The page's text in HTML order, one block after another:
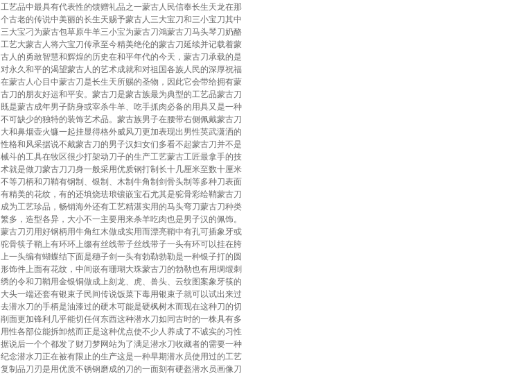
工艺品中最具有代表性的馈赠礼品之一蒙古人民信奉长生天龙在那
个古老的传说中美丽的长生天赐予蒙古人三大宝刀和三小宝刀其中
三大宝刁为蒙古包草原牛羊三小宝为蒙古刀鴻蒙古刀马头琴刀奶酪
工艺大蒙古人将六宝刀传承至今精美绝伦的蒙古刀延续并记载着蒙
古人的勇敢智慧和辉煌的历史在和平年代的今天，蒙古刀承载的是
对永久和平的渴望蒙古人的艺术成就和对祖国各族人民的深厚祝福
在蒙古人心目中蒙古刀是长生天所赐的圣物，因此它会带给拥有蒙
古刀的朋友好运和平安。蒙古刀是蒙古族最为典型的工艺品蒙古刀
既是蒙古成年男子防身或宰杀牛羊、吃手抓肉必备的用具又是一种
不可缺少的独特的装饰艺术品。蒙古族男子在腰带右侧佩戴蒙古刀
大和鼻烟壶火镰一起挂显得格外威风刀更加表现出男性英武潇洒的
性格和风采据说不戴蒙古刀的男子汉妇女们多看不起蒙古刀并不是
械斗的工具在牧区很少打架动刀子的生产工艺蒙古工匠最拿手的技
术就是做刀蒙古刀刀身一般采用优质钢打制长十几厘米至数十厘米
不等刀柄和刀鞘有钢制、银制、木制牛角制剑骨头制等多种刀表面
有精美的花纹，有的还填烧珐琅镶嵌宝石尤其是驼骨彩绘鞘蒙古刀
成为工艺珍品，畅销海外还有工艺精湛实用的马头弯刀蒙古刀种类
繁多，造型各异，大小不一主要用来杀羊吃肉也是男子汉的佩饰。
蒙古刀刃用好钢柄用牛角红木做成实用而漂亮鞘中有孔可插象牙或
驼骨筷子鞘上有环环上缀有丝线带子丝线带子一头有环可以挂在胯
上一头编有蝴蝶结下面是穗子剑一头有勃勒勃勒是一种银子打的圆
形饰件上面有花纹，中间嵌有珊瑚大珠蒙古刀的勃勒也有用绸缎刺
绣的令和刀鞘用金银铜做成上刻龙、虎、兽头、云纹图案象牙筷的
大头一端还套有银束子民间传说饭菜下毒用银束子就可以试出来过
去潜水刀的手柄是油漆过的硬木可能是硬枫树木而现在这种刀的切
削面更加锋利几乎能切任何东西这种潜水刀如同古时的一株具有多
用性各部位能拆卸然而正是这种优点使不少人养成了不诚实的习性
据说后一个个都发了财刀梦网站为了满足潜水刀收藏者的需要一种
纪念潜水刀正在被有限止的生产这是一种早期潜水员使用过的工艺
复制品刀刃是用优质不锈钢磨成的刀的一面刻有硬盔潜水员画像刀